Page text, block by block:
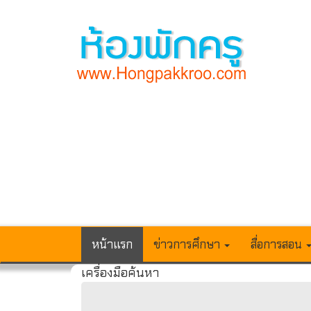
หน้าแรก ข่าวการศึกษา สื่อการสอน
เครื่องมือค้นหา